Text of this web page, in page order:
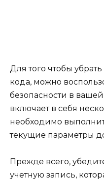
Для того чтобы
кода, можно
безопасности в
включает в себя
необходимо
текущие параметры
Прежде всего,
учетную запись,